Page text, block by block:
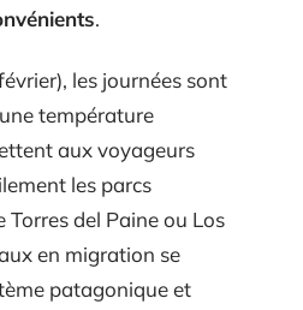
.
les journées sont
température
aux voyageurs
les parcs
del Paine ou Los
en migration se
patagonique et